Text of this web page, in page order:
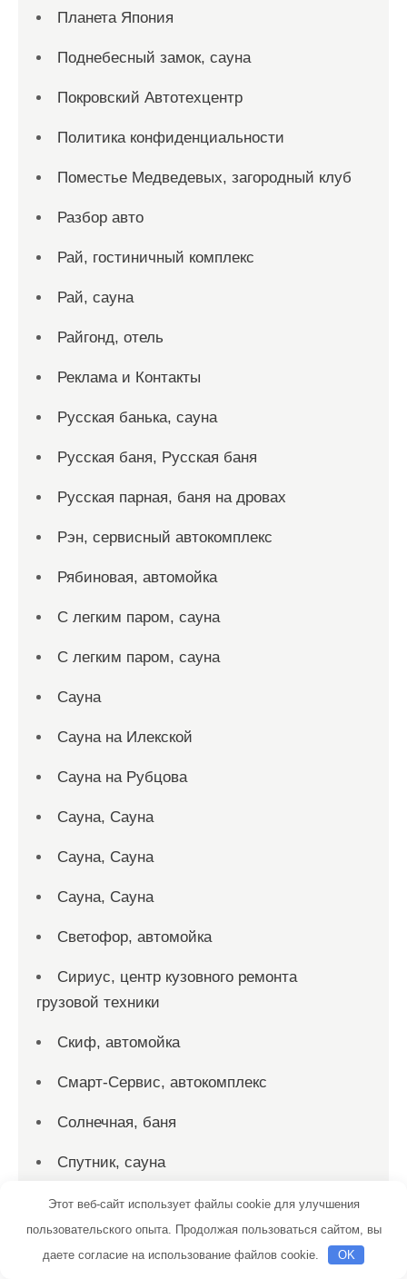
Планета Япония
Поднебесный замок, сауна
Покровский Автотехцентр
Политика конфиденциальности
Поместье Медведевых, загородный клуб
Разбор авто
Рай, гостиничный комплекс
Рай, сауна
Райгонд, отель
Реклама и Контакты
Русская банька, сауна
Русская баня, Русская баня
Русская парная, баня на дровах
Рэн, сервисный автокомплекс
Рябиновая, автомойка
С легким паром, сауна
С легким паром, сауна
Сауна
Сауна на Илекской
Сауна на Рубцова
Сауна, Сауна
Сауна, Сауна
Сауна, Сауна
Светофор, автомойка
Сириус, центр кузовного ремонта
грузовой техники
Скиф, автомойка
Смарт-Сервис, автокомплекс
Солнечная, баня
Спутник, сауна
СтавГБО
Станция техобслуживания
Этот веб-сайт использует файлы cookie для улучшения
пользовательского опыта. Продолжая пользоваться сайтом, вы
даете согласие на использование файлов cookie.
OK